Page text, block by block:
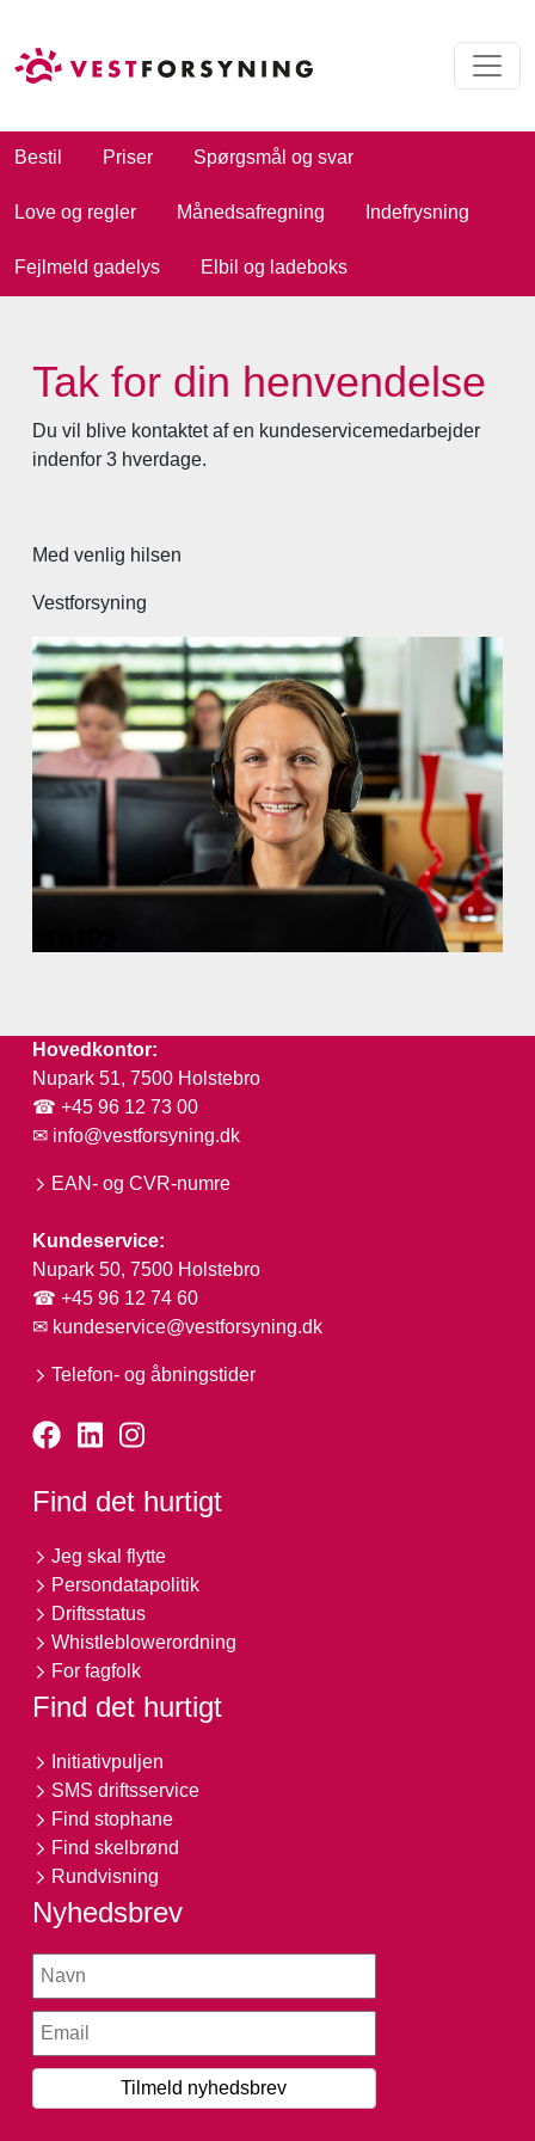
Bestil Priser Spørgsmål og svar
Love og regler Månedsafregning Indefrysning
Fejlmeld gadelys Elbil og ladeboks
Tak for din henvendelse
Du vil blive kontaktet af en kundeservicemedarbejder
indenfor 3 hverdage.
Med venlig hilsen
Vestforsyning
Hovedkontor:
Nupark 51, 7500 Holstebro
☎ +45 96 12 73 00
✉ info@vestforsyning.dk
EAN- og CVR-numre
Kundeservice:
Nupark 50, 7500 Holstebro
☎ +45 96 12 74 60
✉ kundeservice@vestforsyning.dk
Telefon- og åbningstider
Find det hurtigt
Jeg skal flytte
Persondatapolitik
Driftsstatus
Whistleblowerordning
For fagfolk
Find det hurtigt
Initiativpuljen
SMS driftsservice
Find stophane
Find skelbrønd
Rundvisning
Nyhedsbrev